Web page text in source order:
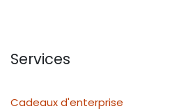
Services
Cadeaux d'enterprise